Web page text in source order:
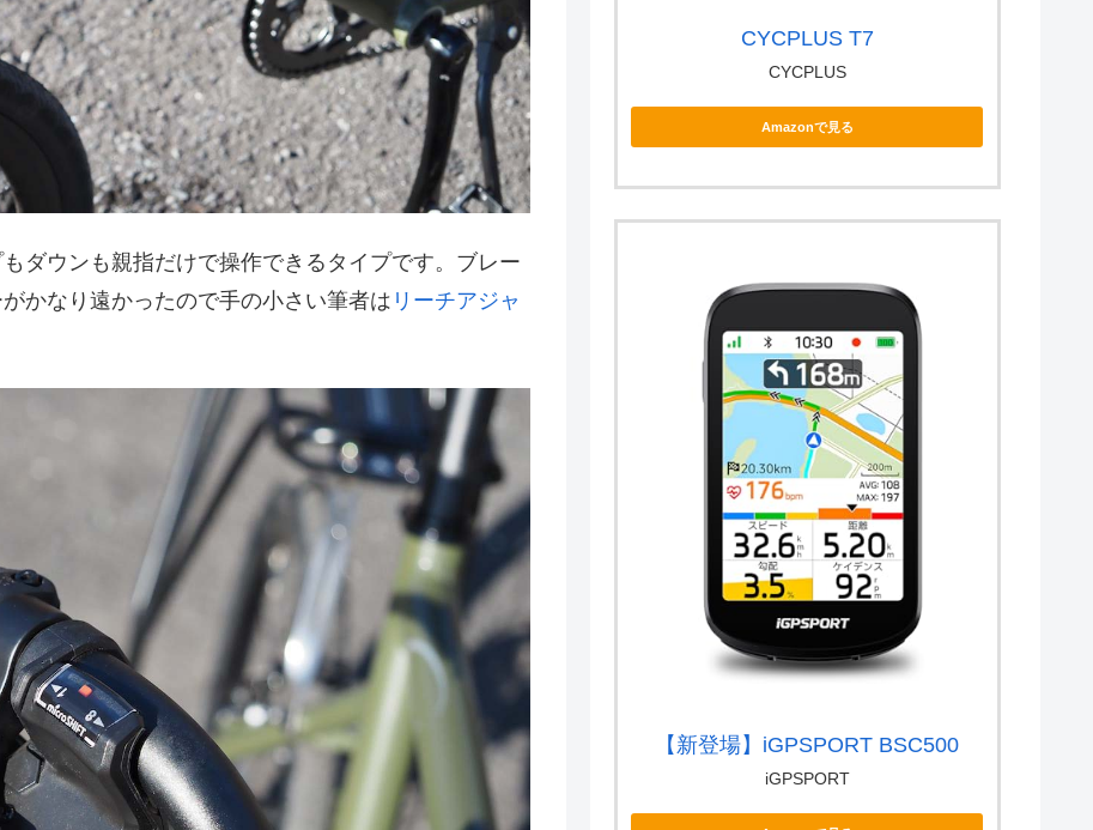
ダウンも親指だけで操作できるタイプです。ブレー
かなり遠かったので手の小さい筆者は リーチアジャ
CYCPLUS T7
CYCPLUS
Amazonで見る
【新登場】iGPSPORT BSC500
iGPSPORT